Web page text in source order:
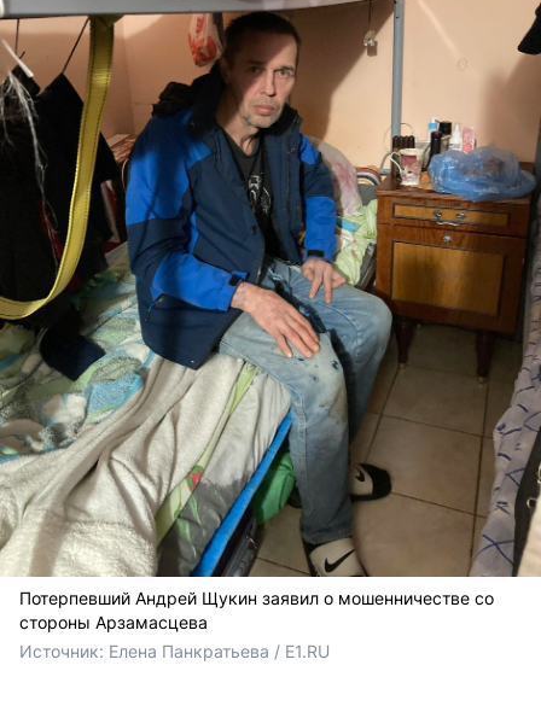
Потерпевший Андрей Щукин заявил о мошенничестве со
стороны Арзамасцева
Источник: Елена Панкратьева / E1.RU